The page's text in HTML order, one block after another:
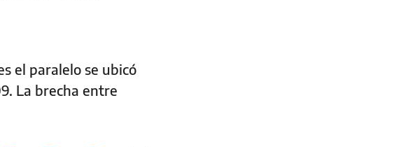
el paralelo se ubicó
La brecha entre